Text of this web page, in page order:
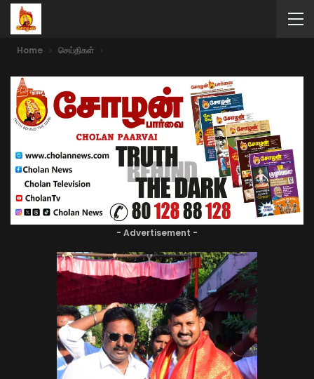
Home செய்திகள்
- Advertisement -